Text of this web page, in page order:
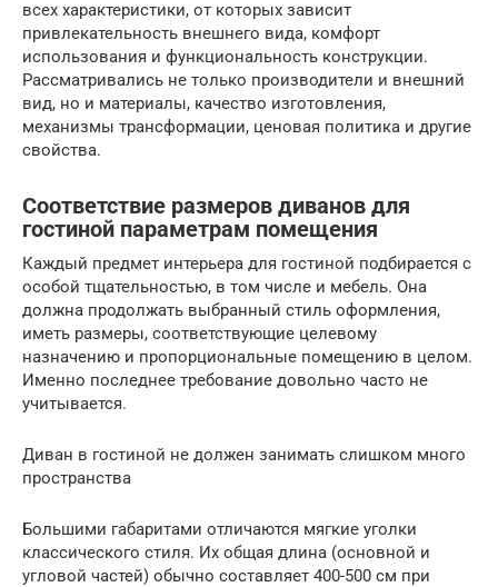
всех характеристики, от которых зависит
привлекательность внешнего вида, комфорт
использования и функциональность конструкции.
Рассматривались не только производители и внешний
вид, но и материалы, качество изготовления,
механизмы трансформации, ценовая политика и другие
свойства.
Соответствие размеров диванов для
гостиной параметрам помещения
Каждый предмет интерьера для гостиной подбирается с
особой тщательностью, в том числе и мебель. Она
должна продолжать выбранный стиль оформления,
иметь размеры, соответствующие целевому
назначению и пропорциональные помещению в целом.
Именно последнее требование довольно часто не
учитывается.
Диван в гостиной не должен занимать слишком много
пространства
Большими габаритами отличаются мягкие уголки
классического стиля. Их общая длина (основной и
угловой частей) обычно составляет 400-500 см при